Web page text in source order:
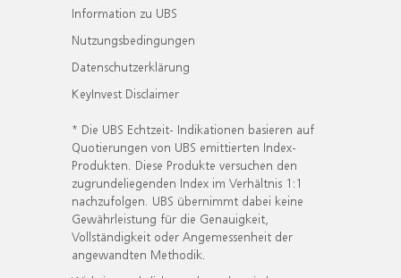
Information zu UBS
Nutzungsbedingungen
Datenschutzerklärung
KeyInvest Disclaimer
* Die UBS Echtzeit- Indikationen basieren auf
Quotierungen von UBS emittierten Index-
Produkten. Diese Produkte versuchen den
zugrundeliegenden Index im Verhältnis 1:1
nachzufolgen. UBS übernimmt dabei keine
Gewährleistung für die Genauigkeit,
Vollständigkeit oder Angemessenheit der
angewandten Methodik.